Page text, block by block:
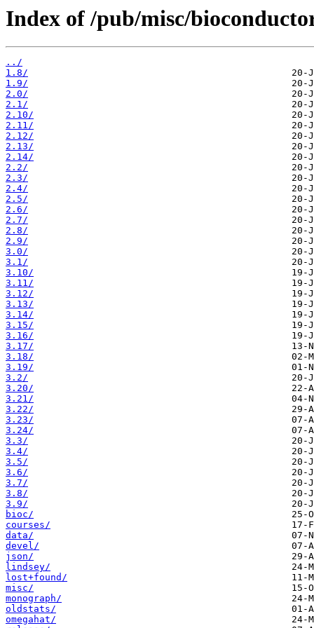
Index of /pub/misc/
../
1.8/
1.9/
2.0/
2.1/
2.10/
2.11/
2.12/
2.13/
2.14/
2.2/
2.3/
2.4/
2.5/
2.6/
2.7/
2.8/
2.9/
3.0/
3.1/
3.10/
3.11/
3.12/
3.13/
3.14/
3.15/
3.16/
3.17/
3.18/
3.19/
3.2/
3.20/
3.21/
3.22/
3.23/
3.24/
3.3/
3.4/
3.5/
3.6/
3.7/
3.8/
3.9/
bioc/
courses/
data/
devel/
json/
lindsey/
lost+found/
misc/
monograph/
oldstats/
omegahat/